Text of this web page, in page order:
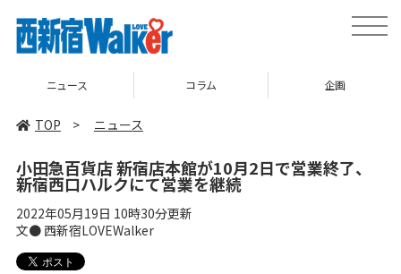
toggle
TOP > ニュース
小田急百貨店 新宿店本館が10月2日で営業終了、
新宿西口ハルクにて営業を継続
2022年05月19日 10時30分更新
文● 西新宿LOVEWalker